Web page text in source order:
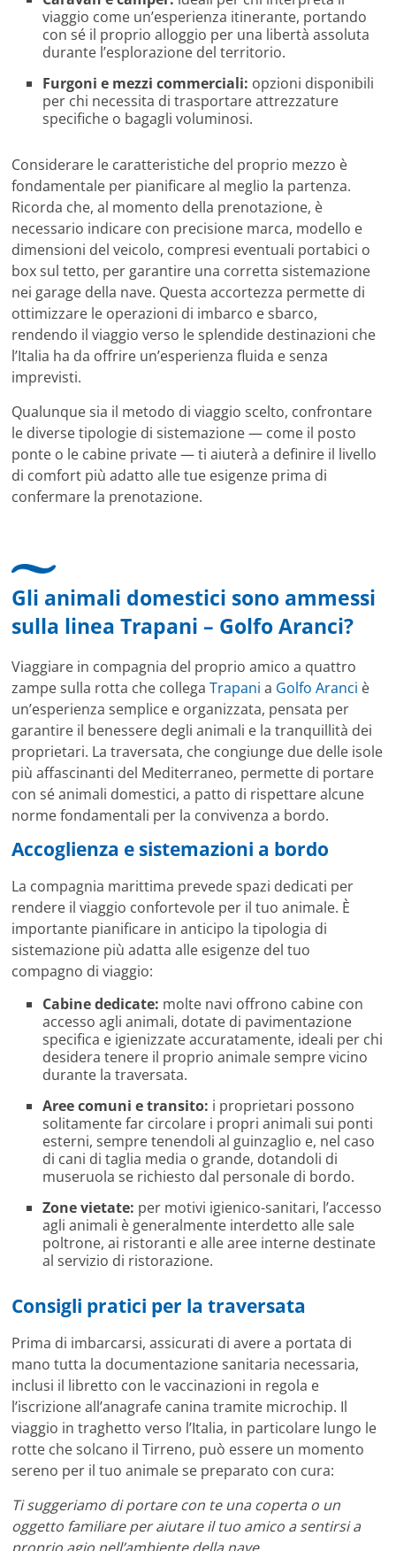
viaggio come un’esperienza itinerante, portando
con sé il proprio alloggio per una libertà assoluta
durante l’esplorazione del territorio.
Furgoni e mezzi commerciali: opzioni disponibili
per chi necessita di trasportare attrezzature
specifiche o bagagli voluminosi.
Considerare le caratteristiche del proprio mezzo è
fondamentale per pianificare al meglio la partenza.
Ricorda che, al momento della prenotazione, è
necessario indicare con precisione marca, modello e
dimensioni del veicolo, compresi eventuali portabici o
box sul tetto, per garantire una corretta sistemazione
nei garage della nave. Questa accortezza permette di
ottimizzare le operazioni di imbarco e sbarco,
rendendo il viaggio verso le splendide destinazioni che
l’Italia ha da offrire un’esperienza fluida e senza
imprevisti.
Qualunque sia il metodo di viaggio scelto, confrontare
le diverse tipologie di sistemazione — come il posto
ponte o le cabine private — ti aiuterà a definire il livello
di comfort più adatto alle tue esigenze prima di
confermare la prenotazione.
Gli animali domestici sono ammessi
sulla linea Trapani – Golfo Aranci?
Viaggiare in compagnia del proprio amico a quattro
zampe sulla rotta che collegaTrapani a Golfo Aranci è
un’esperienza semplice e organizzata, pensata per
garantire il benessere degli animali e la tranquillità dei
proprietari. La traversata, che congiunge due delle isole
più affascinanti del Mediterraneo, permette di portare
con sé animali domestici, a patto di rispettare alcune
norme fondamentali per la convivenza a bordo.
Accoglienza e sistemazioni a bordo
La compagnia marittima prevede spazi dedicati per
rendere il viaggio confortevole per il tuo animale. È
importante pianificare in anticipo la tipologia di
sistemazione più adatta alle esigenze del tuo
compagno di viaggio:
Cabine dedicate: molte navi offrono cabine con
accesso agli animali, dotate di pavimentazione
specifica e igienizzate accuratamente, ideali per chi
desidera tenere il proprio animale sempre vicino
durante la traversata.
Aree comuni e transito: i proprietari possono
solitamente far circolare i propri animali sui ponti
esterni, sempre tenendoli al guinzaglio e, nel caso
di cani di taglia media o grande, dotandoli di
museruola se richiesto dal personale di bordo.
Zone vietate: per motivi igienico-sanitari, l’accesso
agli animali è generalmente interdetto alle sale
poltrone, ai ristoranti e alle aree interne destinate
al servizio di ristorazione.
Consigli pratici per la traversata
Prima di imbarcarsi, assicurati di avere a portata di
mano tutta la documentazione sanitaria necessaria,
inclusi il libretto con le vaccinazioni in regola e
l’iscrizione all’anagrafe canina tramite microchip. Il
viaggio in traghetto verso l’Italia, in particolare lungo le
rotte che solcano il Tirreno, può essere un momento
sereno per il tuo animale se preparato con cura:
Ti suggeriamo di portare con te una coperta o un
oggetto familiare per aiutare il tuo amico a sentirsi a